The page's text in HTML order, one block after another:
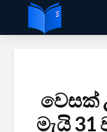
වෙසක්
මැයි